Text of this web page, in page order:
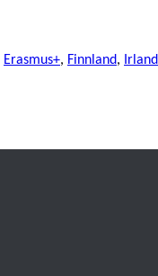
Erasmus+, Finnland, Irland